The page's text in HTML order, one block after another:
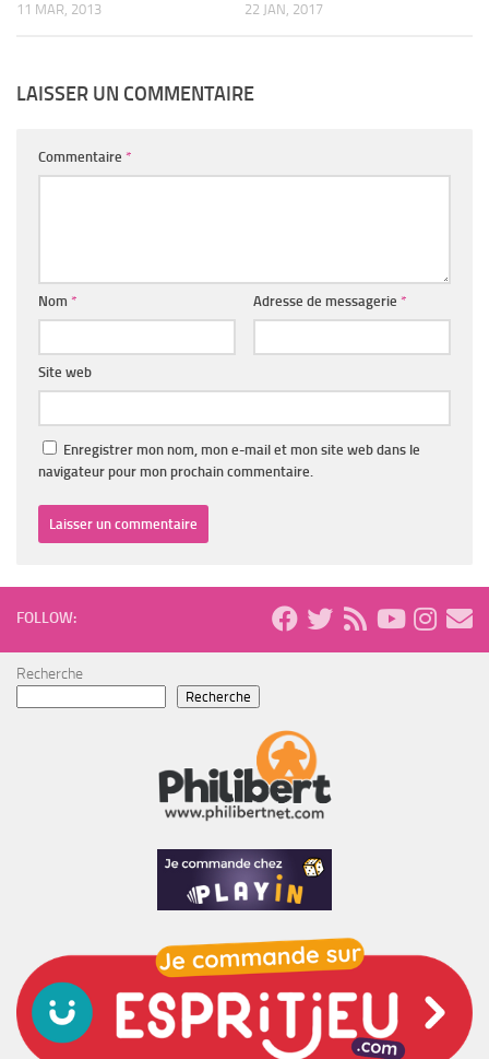
11 MAR, 2013 22 JAN, 2017
LAISSER UN COMMENTAIRE
Commentaire *
Nom * Adresse de messagerie *
Site web
Enregistrer mon nom, mon e-mail et mon site web dans le
navigateur pour mon prochain commentaire.
FOLLOW:
Recherche
Recherche